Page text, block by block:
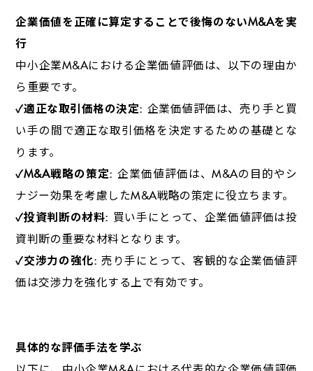
企業価値を正確に算定することで後悔のない M&A を実
行
中小企業 M&A における企業価値評価は、以下の理由か
ら重要です。
✓適正な取引価格の決定 : 企業価値評価は、売り手と買
い手の間で適正な取引価格を決定するための基礎とな
ります。
✓M&A 戦略の策定 : 企業価値評価は、 M&A の目的やシ
ナジー効果を考慮した M&A 戦略の策定に役立ちます。
✓投資判断の材料 : 買い手にとって、企業価値評価は投
資判断の重要な材料となります。
✓交渉力の強化 : 売り手にとって、客観的な企業価値評
価は交渉力を強化する上で有効です。
具体的な評価手法を学ぶ
以下に、中小企業 M&A における代表的な企業価値評価